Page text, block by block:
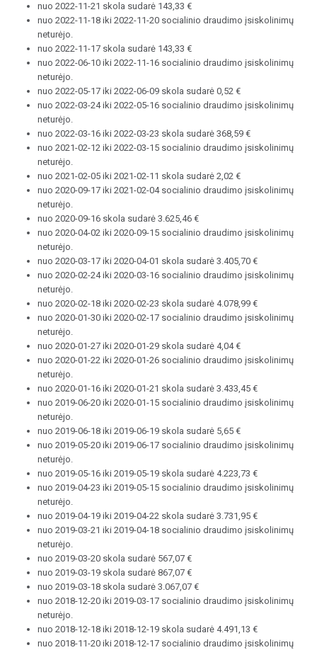
nuo 2022-11-21 skola sudarė 143,33 €
nuo 2022-11-18 iki 2022-11-20 socialinio draudimo įsiskolinimų
neturėjo.
nuo 2022-11-17 skola sudarė 143,33 €
nuo 2022-06-10 iki 2022-11-16 socialinio draudimo įsiskolinimų
neturėjo.
nuo 2022-05-17 iki 2022-06-09 skola sudarė 0,52 €
nuo 2022-03-24 iki 2022-05-16 socialinio draudimo įsiskolinimų
neturėjo.
nuo 2022-03-16 iki 2022-03-23 skola sudarė 368,59 €
nuo 2021-02-12 iki 2022-03-15 socialinio draudimo įsiskolinimų
neturėjo.
nuo 2021-02-05 iki 2021-02-11 skola sudarė 2,02 €
nuo 2020-09-17 iki 2021-02-04 socialinio draudimo įsiskolinimų
neturėjo.
nuo 2020-09-16 skola sudarė 3.625,46 €
nuo 2020-04-02 iki 2020-09-15 socialinio draudimo įsiskolinimų
neturėjo.
nuo 2020-03-17 iki 2020-04-01 skola sudarė 3.405,70 €
nuo 2020-02-24 iki 2020-03-16 socialinio draudimo įsiskolinimų
neturėjo.
nuo 2020-02-18 iki 2020-02-23 skola sudarė 4.078,99 €
nuo 2020-01-30 iki 2020-02-17 socialinio draudimo įsiskolinimų
neturėjo.
nuo 2020-01-27 iki 2020-01-29 skola sudarė 4,04 €
nuo 2020-01-22 iki 2020-01-26 socialinio draudimo įsiskolinimų
neturėjo.
nuo 2020-01-16 iki 2020-01-21 skola sudarė 3.433,45 €
nuo 2019-06-20 iki 2020-01-15 socialinio draudimo įsiskolinimų
neturėjo.
nuo 2019-06-18 iki 2019-06-19 skola sudarė 5,65 €
nuo 2019-05-20 iki 2019-06-17 socialinio draudimo įsiskolinimų
neturėjo.
nuo 2019-05-16 iki 2019-05-19 skola sudarė 4.223,73 €
nuo 2019-04-23 iki 2019-05-15 socialinio draudimo įsiskolinimų
neturėjo.
nuo 2019-04-19 iki 2019-04-22 skola sudarė 3.731,95 €
nuo 2019-03-21 iki 2019-04-18 socialinio draudimo įsiskolinimų
neturėjo.
nuo 2019-03-20 skola sudarė 567,07 €
nuo 2019-03-19 skola sudarė 867,07 €
nuo 2019-03-18 skola sudarė 3.067,07 €
nuo 2018-12-20 iki 2019-03-17 socialinio draudimo įsiskolinimų
neturėjo.
nuo 2018-12-18 iki 2018-12-19 skola sudarė 4.491,13 €
nuo 2018-11-20 iki 2018-12-17 socialinio draudimo įsiskolinimų